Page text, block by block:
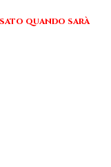
quando sarà